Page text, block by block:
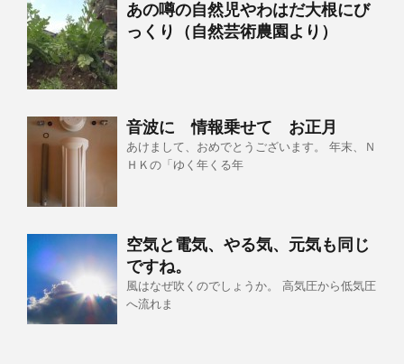
あの噂の自然児やわはだ大根にび
っくり（自然芸術農園より）
音波に 情報乗せて お正月
あけまして、おめでとうございます。 年末、Ｎ
ＨＫの「ゆく年くる年
空気と電気、やる気、元気も同じ
ですね。
風はなぜ吹くのでしょうか。 高気圧から低気圧
へ流れま